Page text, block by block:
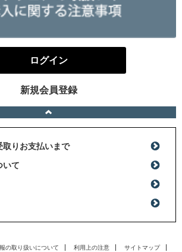
ログイン
新規会員登録
取りお支払いまで
いて
の取り扱いについて 利用上の注意 サイトマップ